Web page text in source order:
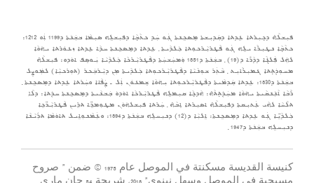
ܦܝܼܫܠܵܗ̇ ܕܟ݂ܝܼܪܬܐ ܥܹܕܬܐ ܕܩܲܕܝܼܫܬܐ ܡܸܣܟܹܢܬܐ ܓܲܘ ܚܲܕ ܟܬܵܒ݂ܵܐ ܕܦܝܼܫܠܹܗ ܣܝܼܡܵܐ ܒܫܲܢ݇ܬܐ ܕ1199 ܐܲܘ 1212:
ܟܬܵܒ݂ܵܐ ܢܛܝܼܪܵܐ ܝܠܹܗ ܓܲܘ ܦܵܛܪܝܼܵܪܟܘܼܬܐ ܟܲܠܕܵܝܬܐ ݂ ܥܹܕܬܐ ܕܡܸܣܟܹܢܬܐ ܚܕܵܐ ܥܹܕܬܐ ܙܥܘܿܪܬܐ ܝܗ݇ܘܵܐ
ܠܗܲܠ ܦܲܠܓܵܐ ܕܕܵܪܵܐ ܕ(19) ݂ ܒܫܲܢ݇ܬܐ ܕ1851 ܘܲܡܚܲܫܚܲܬܐ ܕܦܵܛܪܝܼܵܪܟܵܐ ܟܲܠܕܵܝܵܐ ܝܲܘܣܸܦ ܐܘܿܕܘ: ܦܝܼܫܠܵܗ̇
ܡܚܘܼܕܲܬ݂ܬܐ ܓܡܝܼܪܵܐܝܼܬ ݂ ܒܵܬܲܪ ܫܘܼܢܵܝܵܐ ܕܦܵܛܪܝܼܵܪܟܘܼܬܐ ܟܲܠܕܵܝܬܐ ܡܼܢ ܕܝܼܵܪܒܲܟܪ (ܬܘܼܪܟܝܼܵܐ) ܠܡܲܘܨܸܠ
ܒܫܲܢ݇ܬܐ ܕ1830: ܥܹܕܬܐ ܩܲܕܡܵܝܬܐ ܕܦܵܛܪܝܼܵܪܟܘܼܬܐ ܝܼܗ݇ܘܵܐ ܫܸܡܥܘܿܢ ܐܲܠ ـ ܨܲܦܵܐܐ ܘܚܲܪܬܐ ܥܹܕܬܐ ܕܡܸܣܟܹܢܬܐ ݂
ܪܵܒܵܐ ܐܵܢܲܢܩܵܝܬܐ ܝܗ݇ܘܵܐ ܡܚܲܕܲܬ݂ܬܵܗ̇: ܗܵܕܟ݂ܵܐ ܩܝܼܡܠܹܗ ܦܵܛܪܝܼܵܪܟܵܐ ܐܘܿܕܘܿ ܒܲܒܢܵܝܬܐ ܕܡܸܣܟܹܢܬܐ ܚܕܲܬܐ: ܕܠܵܐ
ܬܠܵܚܵܐ ܠܗܵܝ ܥܲܬܝܼܩܬܐ ܕܦܝܼܫܠܵܗ̇ ܐܣܝܼܪܬܐ ܐܸܒܵܗ̇ ݂ ܚܲܪܬܐ ܦܝܼܫܠܗ݇ܘܿܢ ܡܛܘܼܡܖܹ̈ܐ ܬܪܹܝܢ ܦܵܛܪܝܼܵܖ̈ܟܹܐ
ܟܲܠܕܵܝܹ̈ܐ ܓܲܘ ܥܹܕܬܐ ܕܡܸܣܟܹܢܬܐ: ܐܹܠܝܼܵܐ ܕ(12) ܕܢܝܼܚܠܹܗ ܒܫܲܢ݇ܬܐ ܕ1894: ܘܥܲܡܵܢܘܼܐܹܝܠ ܬܐܘܿܡܵܐ ܬܪܲܝܵܢܵܐ
ܕܢܝܼܚܠܹܗ ܒܫܲܢ݇ܬܐ ܕ1947 ݂
كنيسة القديسة مسكنتة في الموصل عام 1975 © ضمن ” صروح